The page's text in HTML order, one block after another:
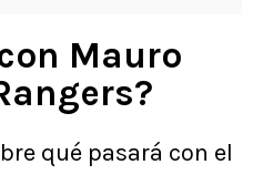
Mauro
qué pasará con el